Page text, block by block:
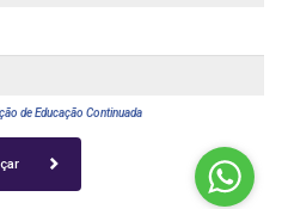
de Educação Continuada